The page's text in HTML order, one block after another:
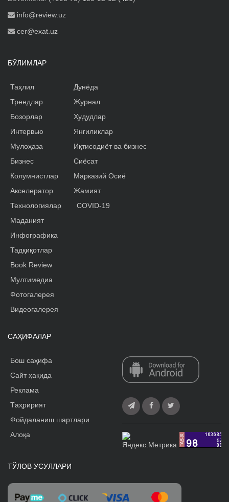
info@review.uz
cer@exat.uz
БЎЛИМЛАР
Таҳлил
Трендлар
Бозорлар
Интервью
Мулоҳаза
Бизнес
Колумнистлар
Акселератор
Дунёда
Журнал
Ҳудудлар
Янгиликлар
Иқтисодиёт ва бизнес
Сиёсат
Марказий Осиё
Жамият
Технологиялар
Маданият
Инфографика
Тадқиқотлар
Book Review
Мултимедиа
Фотогалерея
Видеогалерея
COVID-19
САҲИФАЛАР
Бош саҳифа
Сайт ҳақида
Реклама
Tаҳририят
Фойдаланиш шартлари
Алоқа
ТЎЛОВ УСУЛЛАРИ